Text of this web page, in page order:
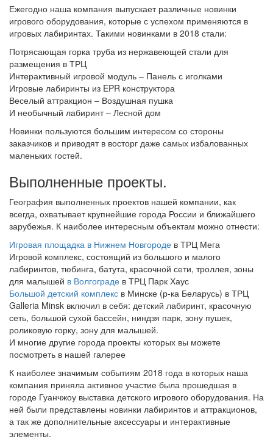
Ежегодно наша компания выпускает различные новинки
игрового оборудования, которые с успехом применяются в
игровых лабиринтах. Такими новинками в 2018 стали:
Потрясающая горка труба из нержавеющей стали для
размещения в ТРЦ
Интерактивный игровой модуль – Панель с иголками
Игровые лабиринты из EPR конструктора
Веселый аттракцион – Воздушная пушка
И необычный лабиринт – Лесной дом
Новинки пользуются большим интересом со стороны
заказчиков и приводят в восторг даже самых избалованных
маленьких гостей.
Выполненные проекты.
География выполненных проектов нашей компании, как
всегда, охватывает крупнейшие города России и ближайшего
зарубежья. К наиболее интересным объектам можно отнести:
Игровая площадка в Нижнем Новгороде в ТРЦ Мега
Игровой комплекс, состоящий из большого и малого
лабиринтов, тюбинга, батута, красочной сети, троллея, зоны
для малышей в Волгограде в ТРЦ Парк Хаус
Большой детский комплекс в Минске (р-ка Беларусь) в ТРЦ
Galleria Minsk включил в себя: детский лабиринт, красочную
сеть, большой сухой бассейн, ниндзя парк, зону пушек,
роликовую горку, зону для малышей.
И многие другие города проекты которых вы можете
посмотреть в нашей галерее
К наиболее значимым событиям 2018 года в которых наша
компания приняла активное участие была прошедшая в
городе Гуанчжоу выставка детского игрового оборудования. На
ней были представлены новинки лабиринтов и аттракционов,
а так же дополнительные аксессуары и интерактивные
элементы.